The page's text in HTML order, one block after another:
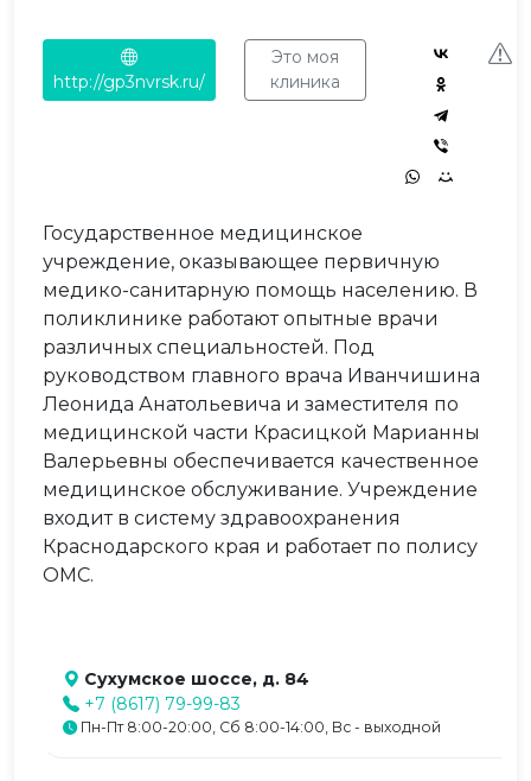
http://gp3nvrsk.ru/
Это моя
клиника
Государственное медицинское
учреждение, оказывающее первичную
медико-санитарную помощь населению. В
поликлинике работают опытные врачи
различных специальностей. Под
руководством главного врача Иванчишина
Леонида Анатольевича и заместителя по
медицинской части Красицкой Марианны
Валерьевны обеспечивается качественное
медицинское обслуживание. Учреждение
входит в систему здравоохранения
Краснодарского края и работает по полису
ОМС.
Сухумское шоссе, д. 84
+7 (8617) 79-99-83
Пн-Пт 8:00-20:00, Сб 8:00-14:00, Вс - выходной